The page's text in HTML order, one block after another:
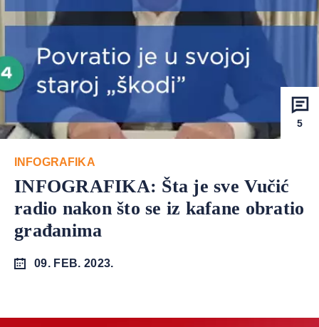
5
INFOGRAFIKA
INFOGRAFIKA: Šta je sve Vučić
radio nakon što se iz kafane obratio
građanima
09. FEB. 2023.